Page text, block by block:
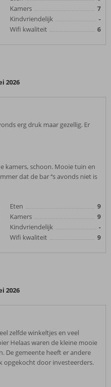
Kamers
7
Kindvriendelijk
-
Wifi kwaliteit
6
2026
erg druk maar gezellig. Er
kamers, schoon. Mooie tuin en
dat de bar ‘‘s avonds niet is
Eten
9
Kamers
9
Kindvriendelijk
-
Wifi kwaliteit
9
2026
zelfde winkeltjes en veel
Helaas waren de kleine mooie
De gemeente heeft er andere
opgekocht door investeerders.